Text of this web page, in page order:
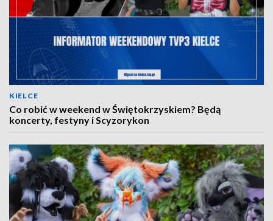
KIELCE
Co robić w weekend w Świętokrzyskiem? Będą
koncerty, festyny i Scyzorykon